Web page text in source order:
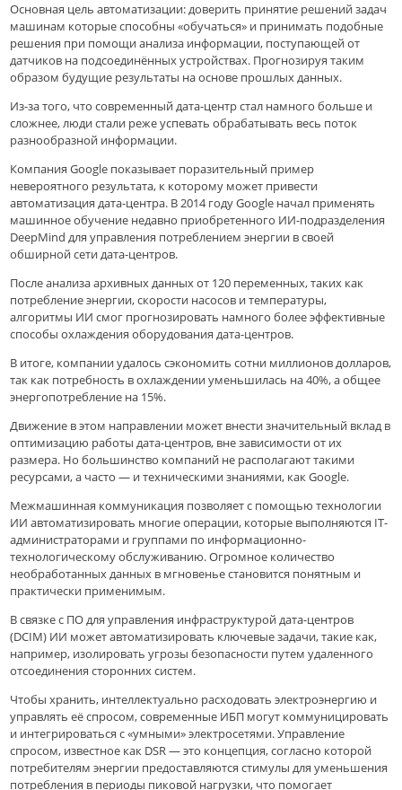
Основная цель автоматизации: доверить принятие решений задач
машинам которые способны «обучаться» и принимать подобные
решения при помощи анализа информации, поступающей от
датчиков на подсоединённых устройствах. Прогнозируя таким
образом будущие результаты на основе прошлых данных.
Из-за того, что современный дата-центр стал намного больше и
сложнее, люди стали реже успевать обрабатывать весь поток
разнообразной информации.
Компания Google показывает поразительный пример
невероятного результата, к которому может привести
автоматизация дата-центра. В 2014 году Google начал применять
машинное обучение недавно приобретенного ИИ-подразделения
DeepMind для управления потреблением энергии в своей
обширной сети дата-центров.
После анализа архивных данных от 120 переменных, таких как
потребление энергии, скорости насосов и температуры,
алгоритмы ИИ смог прогнозировать намного более эффективные
способы охлаждения оборудования дата-центров.
В итоге, компании удалось сэкономить сотни миллионов долларов,
так как потребность в охлаждении уменьшилась на 40%, а общее
энергопотребление на 15%.
Движение в этом направлении может внести значительный вклад в
оптимизацию работы дата-центров, вне зависимости от их
размера. Но большинство компаний не располагают такими
ресурсами, а часто — и техническими знаниями, как Google.
Межмашинная коммуникация позволяет с помощью технологии
ИИ автоматизировать многие операции, которые выполняются IT-
администраторами и группами по информационно-
технологическому обслуживанию. Огромное количество
необработанных данных в мгновенье становится понятным и
практически применимым.
В связке с ПО для управления инфраструктурой дата-центров
(DCIM) ИИ может автоматизировать ключевые задачи, такие как,
например, изолировать угрозы безопасности путем удаленного
отсоединения сторонних систем.
Чтобы хранить, интеллектуально расходовать электроэнергию и
управлять её спросом, современные ИБП могут коммуницировать
и интегрироваться с «умными» электросетями. Управление
спросом, известное как DSR — это концепция, согласно которой
потребителям энергии предоставляются стимулы для уменьшения
потребления в периоды пиковой нагрузки, что помогает